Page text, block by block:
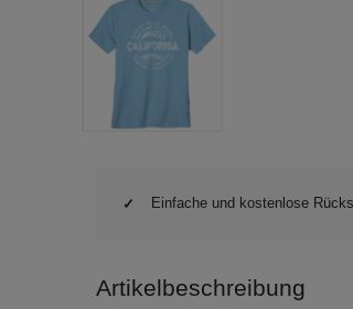
Einfache und kostenlose
Artikelbeschreibung